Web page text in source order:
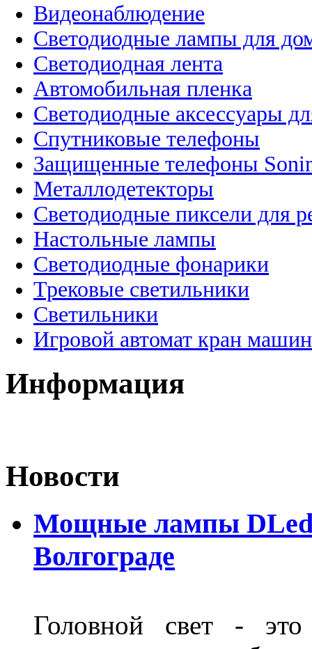
Видеонаблюдение
Светодиодные лампы для
Светодиодная лента
Автомобильная пленка
Светодиодные аксессуары
Спутниковые телефоны
Защищенные телефоны
Металлодетекторы
Светодиодные пиксели для
Настольные лампы
Светодиодные фонарики
Трековые светильники
Светильники
Игровой автомат кран
Информация
Новости
Мощные лампы DLed
Волгограде
Головной свет -